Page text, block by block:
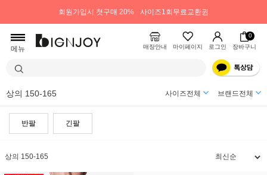
회원가입시 첫구매 20% 사이즈1회무료교환권
메뉴 매장안내 마이페이지 로그인
0
장바구니
상의 150-165 사이즈전체 브랜드전체
반팔 긴팔
상의 150-165